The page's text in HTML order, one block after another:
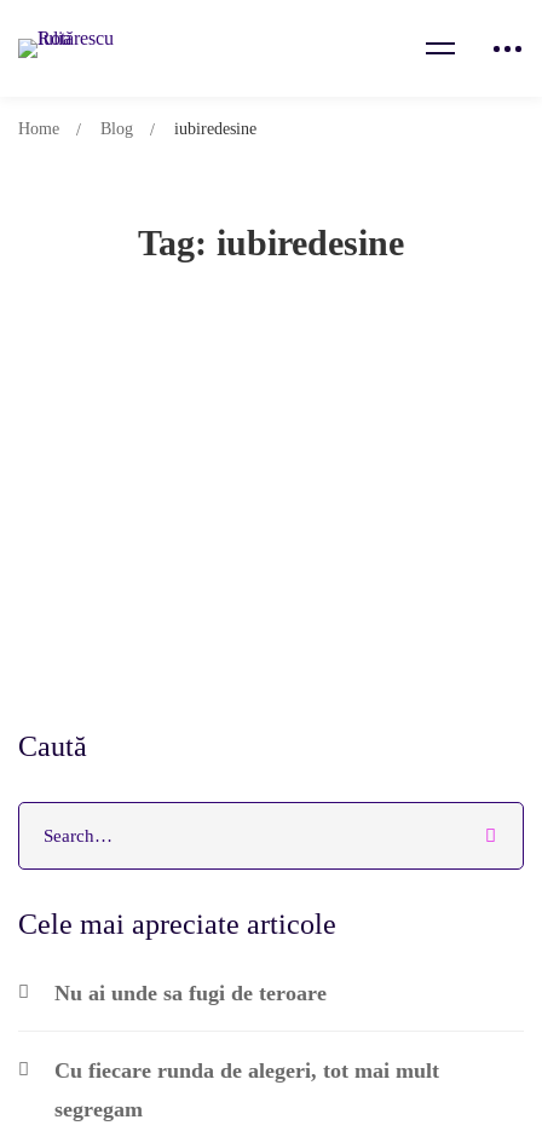
Tag: iubiredesine
Home Blog iubiredesine
Caută
Cele mai apreciate articole
Nu ai unde sa fugi de teroare
Cu fiecare runda de alegeri, tot mai mult
segregam